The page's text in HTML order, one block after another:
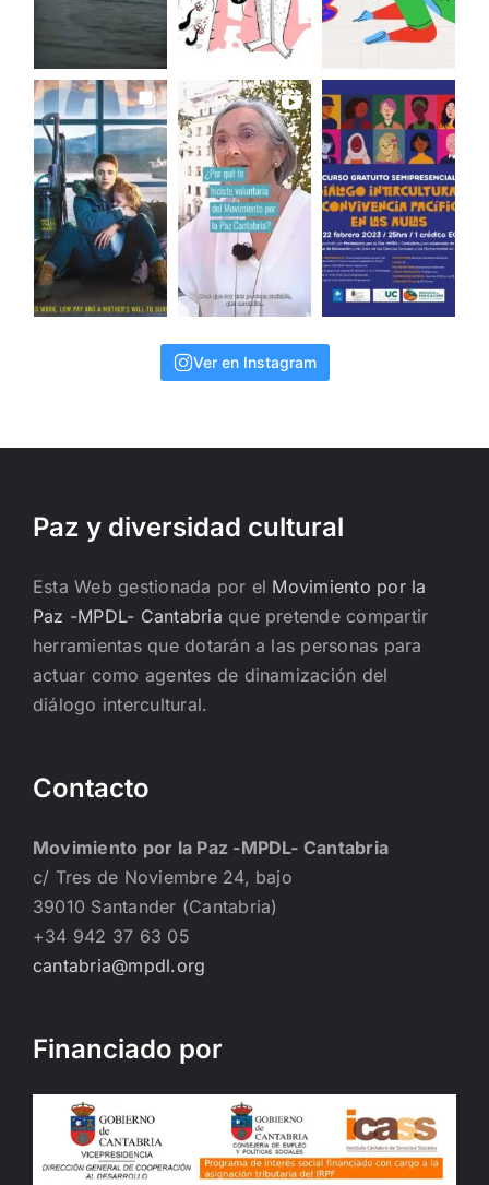
Ver en Instagram
Paz y diversidad cultural
Esta Web gestionada por el Movimiento por la
Paz -MPDL- Cantabria que pretende compartir
herramientas que dotarán a las personas para
actuar como agentes de dinamización del
diálogo intercultural.
Contacto
Movimiento por la Paz -MPDL- Cantabria
c/ Tres de Noviembre 24, bajo
39010 Santander (Cantabria)
+34 942 37 63 05
cantabria@mpdl.org
Financiado por